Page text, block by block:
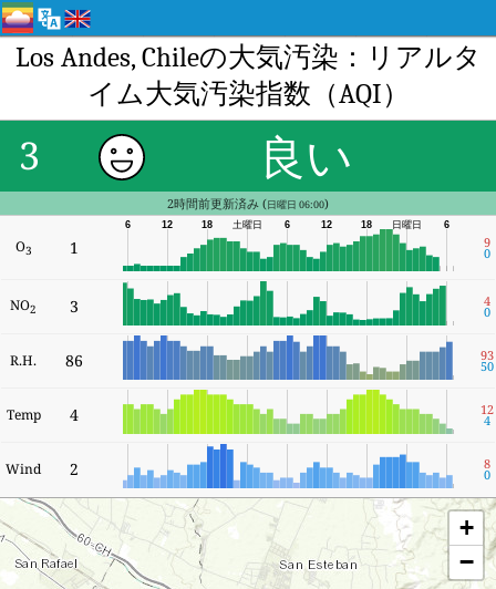
Los Andes, Chileの大気汚染：リアルタ
イム大気汚染指数（AQI）
3 良い
2時間前更新済み (日曜日 06:00)
O3 1
6
日曜日
18
12
6
土曜日
18
12
6
9
0
NO2 3 4
0
R.H. 86 93
50
Temp 4 12
4
Wind 2 8
0
+
−